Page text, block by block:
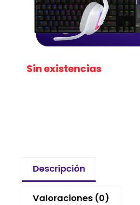
Sin existencias
Descripción
Valoraciones (0)